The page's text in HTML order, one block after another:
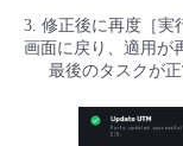
3. 修正後に再度［実
画面に戻り、適用が
最後のタスクが